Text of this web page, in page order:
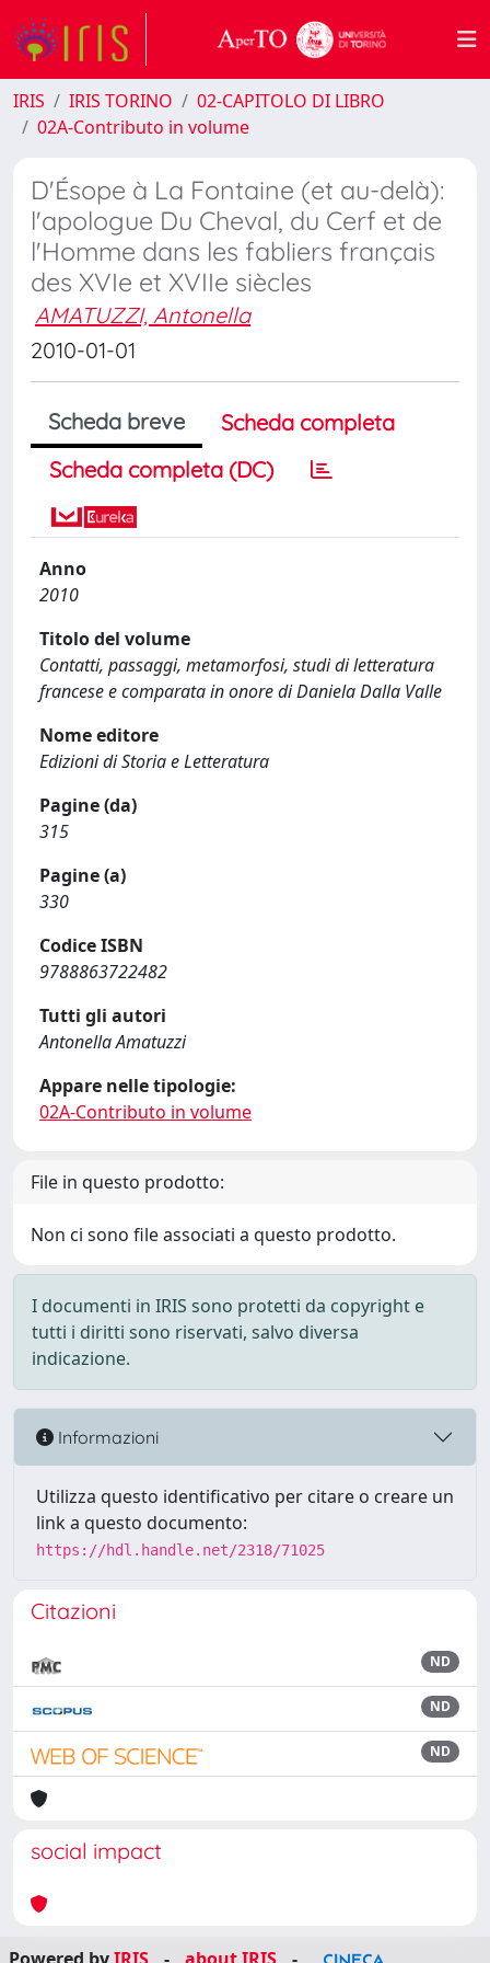
IRIS IRIS TORINO
02-CAPITOLO DI LIBRO
02A-Contributo in volume
D'Ésope à La Fontaine (et au-delà):
l'apologue Du Cheval, du Cerf et de
l'Homme dans les fabliers français
des XVIe et XVIIe siècles
AMATUZZI, Antonella
2010-01-01
Scheda breve
Scheda completa
Scheda completa (DC)
Anno
2010
Titolo del volume
Contatti, passaggi, metamorfosi, studi di letteratura
francese e comparata in onore di Daniela Dalla Valle
Nome editore
Edizioni di Storia e Letteratura
Pagine (da)
315
Pagine (a)
330
Codice ISBN
9788863722482
Tutti gli autori
Antonella Amatuzzi
Appare nelle tipologie:
02A-Contributo in volume
File in questo prodotto:
Non ci sono file associati a questo prodotto.
I documenti in IRIS sono protetti da copyright e
tutti i diritti sono riservati, salvo diversa
indicazione.
Informazioni
Utilizza questo identificativo per citare o creare un
link a questo documento:
https://hdl.handle.net/2318/71025
Citazioni
ND
ND
ND
social impact